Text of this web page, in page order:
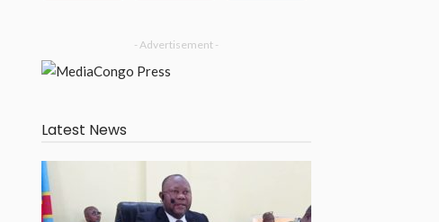
- Advertisement -
Latest News